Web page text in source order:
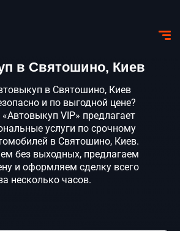
в Святошино, Киев
в Святошино, Киев
и по выгодной цене?
VIP» предлагает
услуги по срочному
в Святошино, Киев.
без выходных, предлагаем
и оформляем сделку всего
несколько часов.